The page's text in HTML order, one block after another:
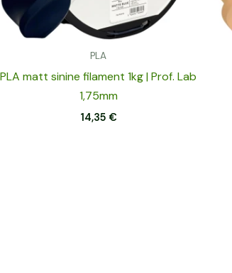
PLA
PLA matt sinine filament 1kg | Prof. Lab
1,75mm
14,35€